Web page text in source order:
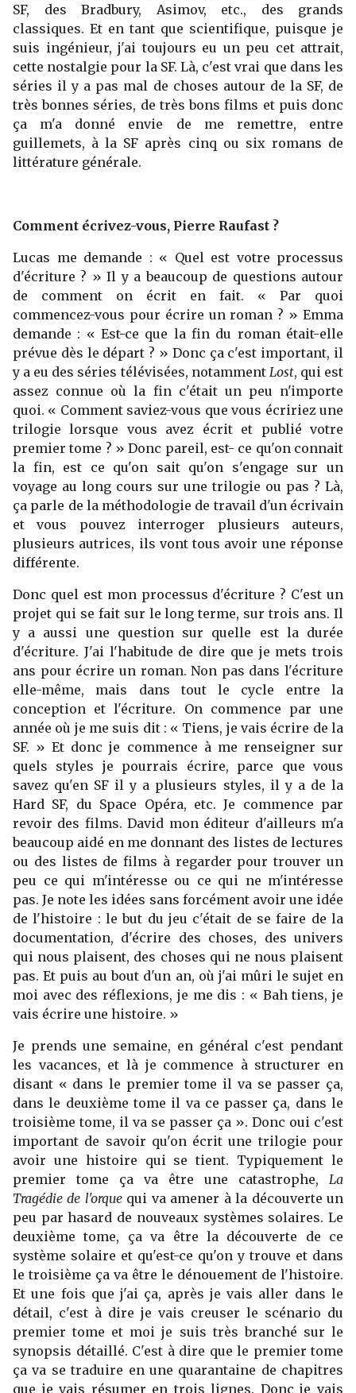
SF, des Bradbury, Asimov, etc., des grands
classiques. Et en tant que scientifique, puisque je
suis ingénieur, j'ai toujours eu un peu cet attrait,
cette nostalgie pour la SF. Là, c'est vrai que dans les
séries il y a pas mal de choses autour de la SF, de
très bonnes séries, de très bons films et puis donc
ça m'a donné envie de me remettre, entre
guillemets, à la SF après cinq ou six romans de
littérature générale.
Comment écrivez-vous, Pierre Raufast ?
Lucas me demande : « Quel est votre processus
d'écriture ? » Il y a beaucoup de questions autour
de comment on écrit en fait. « Par quoi
commencez-vous pour écrire un roman ? » Emma
demande : « Est-ce que la fin du roman était-elle
prévue dès le départ ? » Donc ça c'est important, il
y a eu des séries télévisées, notamment Lost, qui est
assez connue où la fin c'était un peu n'importe
quoi. « Comment saviez-vous que vous écririez une
trilogie lorsque vous avez écrit et publié votre
premier tome ? » Donc pareil, est- ce qu'on connait
la fin, est ce qu'on sait qu'on s'engage sur un
voyage au long cours sur une trilogie ou pas ? Là,
ça parle de la méthodologie de travail d'un écrivain
et vous pouvez interroger plusieurs auteurs,
plusieurs autrices, ils vont tous avoir une réponse
différente.
Donc quel est mon processus d'écriture ? C'est un
projet qui se fait sur le long terme, sur trois ans. Il
y a aussi une question sur quelle est la durée
d'écriture. J'ai l'habitude de dire que je mets trois
ans pour écrire un roman. Non pas dans l'écriture
elle-même, mais dans tout le cycle entre la
conception et l'écriture. On commence par une
année où je me suis dit : « Tiens, je vais écrire de la
SF. » Et donc je commence à me renseigner sur
quels styles je pourrais écrire, parce que vous
savez qu'en SF il y a plusieurs styles, il y a de la
Hard SF, du Space Opéra, etc. Je commence par
revoir des films. David mon éditeur d'ailleurs m'a
beaucoup aidé en me donnant des listes de lectures
ou des listes de films à regarder pour trouver un
peu ce qui m'intéresse ou ce qui ne m'intéresse
pas. Je note les idées sans forcément avoir une idée
de l'histoire : le but du jeu c'était de se faire de la
documentation, d'écrire des choses, des univers
qui nous plaisent, des choses qui ne nous plaisent
pas. Et puis au bout d'un an, où j'ai mûri le sujet en
moi avec des réflexions, je me dis : « Bah tiens, je
vais écrire une histoire. »
Je prends une semaine, en général c'est pendant
les vacances, et là je commence à structurer en
disant « dans le premier tome il va se passer ça,
dans le deuxième tome il va ce passer ça, dans le
troisième tome, il va se passer ça ». Donc oui c'est
important de savoir qu'on écrit une trilogie pour
avoir une histoire qui se tient. Typiquement le
premier tome ça va être une catastrophe, La
Tragédie de l'orquequi va amener à la découverte un
peu par hasard de nouveaux systèmes solaires. Le
deuxième tome, ça va être la découverte de ce
système solaire et qu'est-ce qu'on y trouve et dans
le troisième ça va être le dénouement de l'histoire.
Et une fois que j'ai ça, après je vais aller dans le
détail, c'est à dire je vais creuser le scénario du
premier tome et moi je suis très branché sur le
synopsis détaillé. C'est à dire que le premier tome
ça va se traduire en une quarantaine de chapitres
que je vais résumer en trois lignes. Donc je vais